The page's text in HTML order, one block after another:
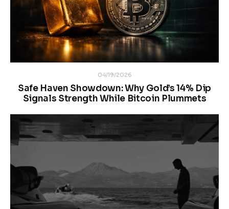
04/19/2026
Safe Haven Showdown: Why Gold’s 14% Dip
Signals Strength While Bitcoin Plummets